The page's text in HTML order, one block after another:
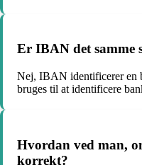
Er IBAN det samme
Nej, IBAN identificerer en
bruges til at identificere
Hvordan ved man,
korrekt?